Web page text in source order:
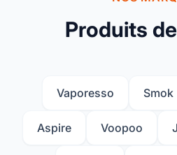
Produits
Vaporesso Smok
Aspire Voopoo